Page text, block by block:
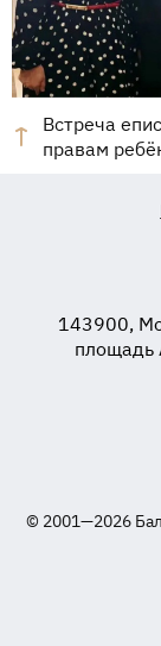
Встреча
правам
143900,
площадь
© 2001—2026